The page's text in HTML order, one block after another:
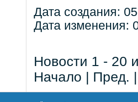
Дата создания:
Дата изменения:
Новости 1 - 20
Начало | Пред.